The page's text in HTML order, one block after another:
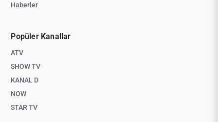
Haberler
Popüler Kanallar
ATV
SHOW TV
KANAL D
NOW
STAR TV